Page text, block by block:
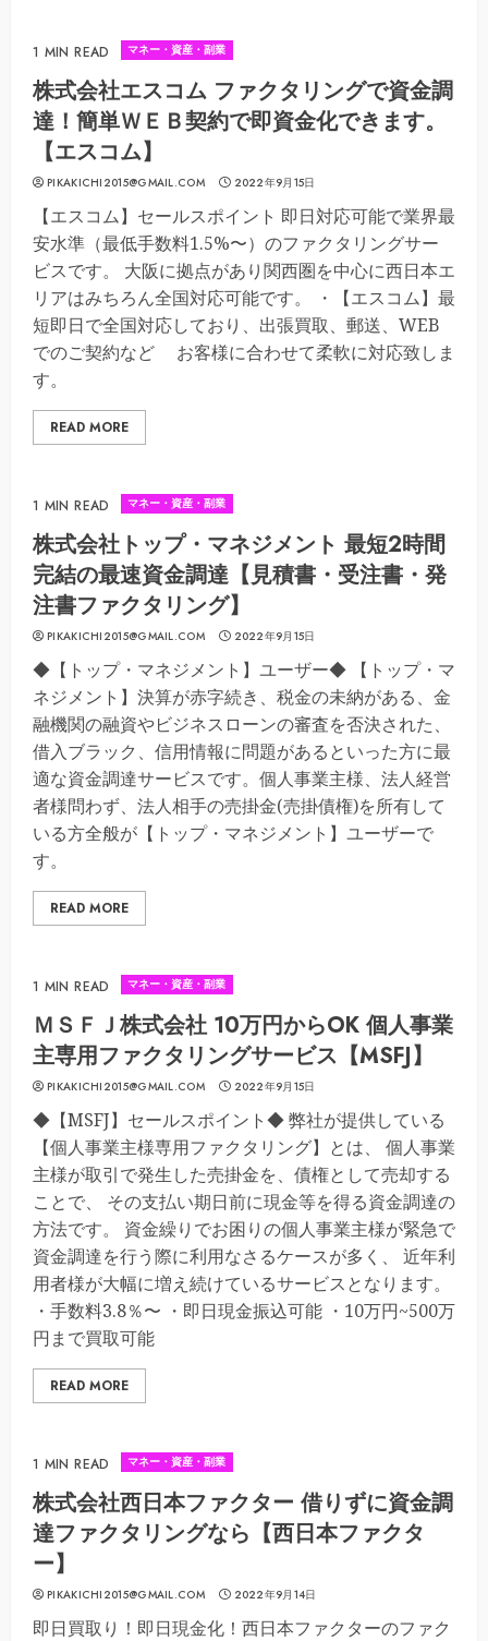
1 MIN READ マネー・資産・副業
株式会社エスコム ファクタリングで資金調
達！簡単ＷＥＢ契約で即資金化できます。
【エスコム】
PIKAKICHI2015@GMAIL.COM 2022年9月15日
【エスコム】セールスポイント 即日対応可能で業界最
安水準（最低手数料1.5%〜）のファクタリングサー
ビスです。 大阪に拠点があり関西圏を中心に西日本エ
リアはみちろん全国対応可能です。 ・【エスコム】最
短即日で全国対応しており、出張買取、郵送、WEB
でのご契約など お客様に合わせて柔軟に対応致しま
す。
READ MORE
1 MIN READ マネー・資産・副業
株式会社トップ・マネジメント 最短2時間
完結の最速資金調達【見積書・受注書・発
注書ファクタリング】
PIKAKICHI2015@GMAIL.COM 2022年9月15日
◆【トップ・マネジメント】ユーザー◆ 【トップ・マ
ネジメント】決算が赤字続き、税金の未納がある、金
融機関の融資やビジネスローンの審査を否決された、
借入ブラック、信用情報に問題があるといった方に最
適な資金調達サービスです。個人事業主様、法人経営
者様問わず、法人相手の売掛金(売掛債権)を所有して
いる方全般が【トップ・マネジメント】ユーザーで
す。
READ MORE
1 MIN READ マネー・資産・副業
ＭＳＦＪ株式会社 10万円からOK 個人事業
主専用ファクタリングサービス【MSFJ】
PIKAKICHI2015@GMAIL.COM 2022年9月15日
◆【MSFJ】セールスポイント◆ 弊社が提供している
【個人事業主様専用ファクタリング】とは、 個人事業
主様が取引で発生した売掛金を、債権として売却する
ことで、 その支払い期日前に現金等を得る資金調達の
方法です。 資金繰りでお困りの個人事業主様が緊急で
資金調達を行う際に利用なさるケースが多く、 近年利
用者様が大幅に増え続けているサービスとなります。
・手数料3.8％〜 ・即日現金振込可能 ・10万円~500万
円まで買取可能
READ MORE
1 MIN READ マネー・資産・副業
株式会社西日本ファクター 借りずに資金調
達ファクタリングなら【西日本ファクタ
ー】
PIKAKICHI2015@GMAIL.COM 2022年9月14日
即日買取り！即日現金化！西日本ファクターのファク